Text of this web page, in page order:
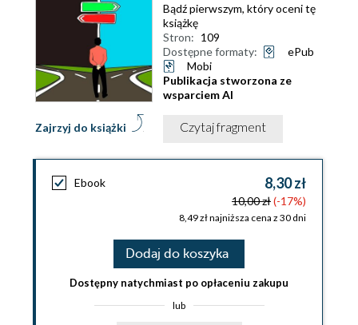
Zajrzyj do książki
Bądź pierwszym, który oceni tę
książkę
Stron: 109
Dostępne formaty:
ePub
Mobi
Publikacja stworzona ze
wsparciem AI
Czytaj fragment
Ebook 8,30 zł
10,00 zł(-17%)
8,49 zł najniższa cena z 30 dni
Dodaj do koszyka
Dostępny natychmiast po opłaceniu zakupu
lub